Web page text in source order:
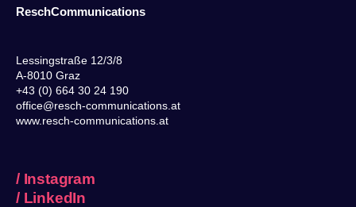
ReschCommunications
Lessingstraße 12/3/8
A-8010 Graz
+43 (0) 664 30 24 190
office@resch-communications.at
www.resch-communications.at
/ Instagram
/ LinkedIn